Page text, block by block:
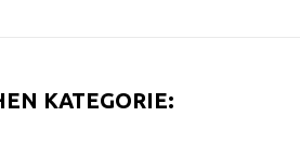
KATEGORIE: